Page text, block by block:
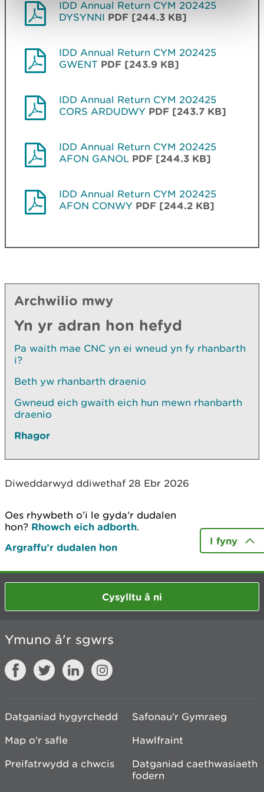
IDD Annual Return CYM 202425
DYSYNNI PDF [244.3 KB]
IDD Annual Return CYM 202425
GWENT PDF [243.9 KB]
IDD Annual Return CYM 202425
CORS ARDUDWY PDF [243.7 KB]
IDD Annual Return CYM 202425
AFON GANOL PDF [244.3 KB]
IDD Annual Return CYM 202425
AFON CONWY PDF [244.2 KB]
Archwilio mwy
Yn yr adran hon hefyd
Pa waith mae CNC yn ei wneud yn fy rhanbarth
i?
Beth yw rhanbarth draenio
Gwneud eich gwaith eich hun mewn rhanbarth
draenio
Rhagor
Diweddarwyd ddiwethaf 28 Ebr 2026
Oes rhywbeth o’i le gyda’r dudalen
hon? Rhowch eich adborth.
Argraffu’r dudalen hon
I fyny
Cysylltu â ni
Ymuno â'r sgwrs
Datganiad hygyrchedd
Safonau'r Gymraeg
Map o'r safle
Hawlfraint
Preifatrwydd a chwcis
Datganiad caethwasiaeth
fodern